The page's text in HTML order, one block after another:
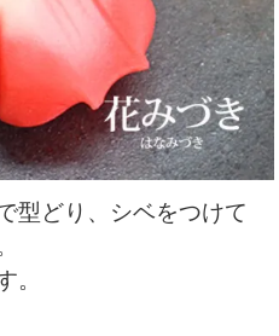
型どり、シベをつけて
。